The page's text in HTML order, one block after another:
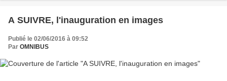
DU 27 MAI AU 3 JUILLET...
A SUIVRE, l'inauguration en images
Publié le 02/06/2016 à 09:52
Par OMNIBUS